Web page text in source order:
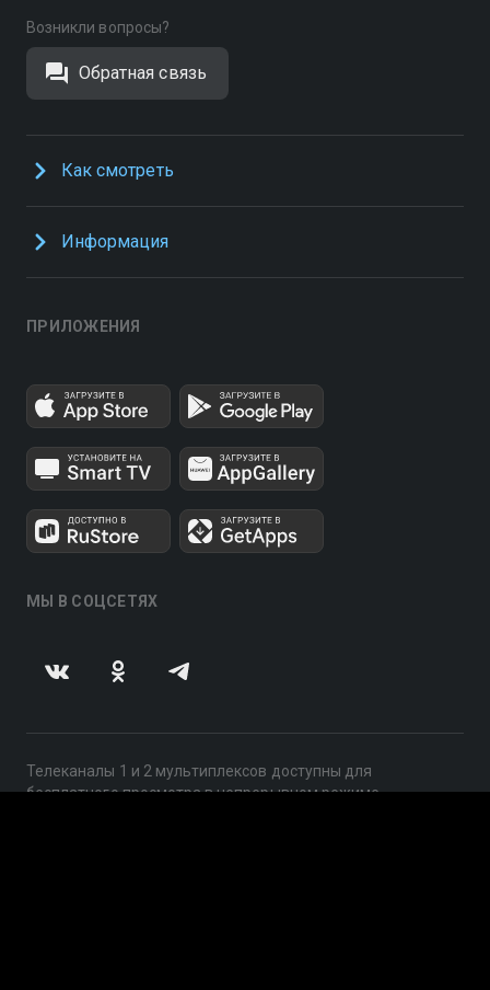
Возникли вопросы?
Обратная связь
Как смотреть
Информация
ПРИЛОЖЕНИЯ
МЫ В СОЦСЕТЯХ
Телеканалы 1 и 2 мультиплексов доступны для
бесплатного просмотра в непрерывном режиме,